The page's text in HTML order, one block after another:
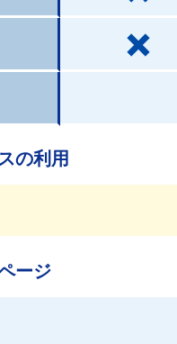
の利用
ージ